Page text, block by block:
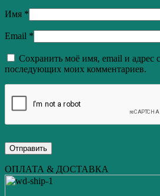
Имя *
Email *
Сохранить моё имя, email и адрес
последующих моих комментариев.
ОПЛАТА & ДОСТАВКА